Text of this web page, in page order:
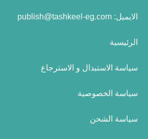
الايميل: publish@tashkeel-eg.com
الرئيسية
سياسة الاستبدال و الاسترجاع
سياسة الخصوصية
سياسة الشحن